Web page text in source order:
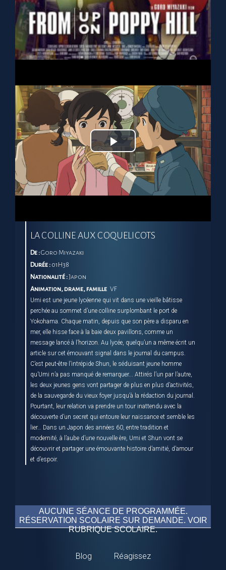
Play
Video
LA COLLINE AUX COQUELICOTS
De :Goro Miyazaki
Durée : 01H38
Nationalité :Japon
Animation, drame, famille VF
Umi est une jeune lycéenne qui vit dans une vieille bâtisse
perchée au sommet d’une colline surplombant le port de
Yokohama. Chaque matin, depuis que son père a disparu en
mer, elle hisse face à la baie deux pavillons, comme un
message lancé à l’horizon. Au lycée, quelqu’un a même écrit un
article sur cet émouvant signal dans le journal du campus.
C’est peut-être l’intrépide Shun, le séduisant jeune homme
qu’Umi n’a pas manqué de remarquer... Attirés l’un par l’autre,
les deux jeunes gens vont partager de plus en plus d’activités,
de la sauvegarde du vieux foyer jusqu’à la rédaction du journal.
Pourtant, leur relation va prendre un tour inattendu avec la
découverte d’un secret qui entoure leur naissance et semble les
lier… Dans un Japon des années 60, entre tradition et
modernité, à l’aube d’une nouvelle ère, Umi et Shun vont se
découvrir et partager une émouvante histoire d’amitié, d’amour
et d’espoir.
AUCUNE SÉANCE DE PROGRAMMÉE.
RÉSERVATION SCOLAIRE SUR DEMANDE. VOIR
RUBRIQUE SCOLAIRE.
Blog Réagissez